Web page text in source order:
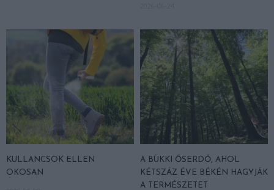
KULLANCSOK ELLEN
OKOSAN
A BÜKKI ŐSERDŐ, AHOL
KÉTSZÁZ ÉVE BÉKÉN HAGYJÁK
A TERMÉSZETET